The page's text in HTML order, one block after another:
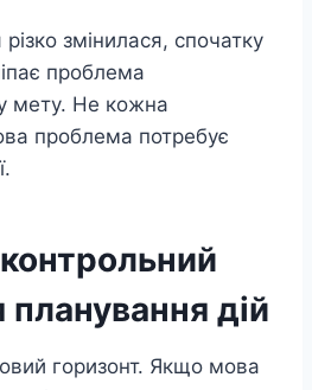
змінилася, спочатку
проблема
мету. Не кожна
проблема потребує
дій
горизонт. Якщо мова